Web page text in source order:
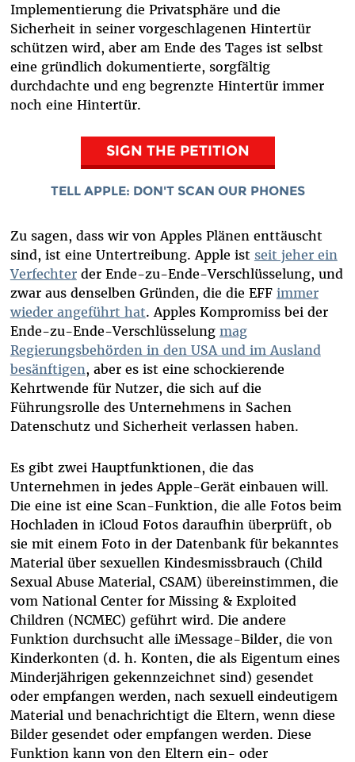
Implementierung die Privatsphäre und die
Sicherheit in seiner vorgeschlagenen Hintertür
schützen wird, aber am Ende des Tages ist selbst
eine gründlich dokumentierte, sorgfältig
durchdachte und eng begrenzte Hintertür immer
noch eine Hintertür.
SIGN THE PETITION
TELL APPLE: DON'T SCAN OUR PHONES
Zu sagen, dass wir von Apples Plänen enttäuscht
sind, ist eine Untertreibung. Apple ist seit jeher ein
Verfechterder Ende-zu-Ende-Verschlüsselung, und
zwar aus denselben Gründen, die die EFF immer
wieder angeführt hat. Apples Kompromiss bei der
Ende-zu-Ende-Verschlüsselung mag
Regierungsbehörden in den USA und im Ausland
besänftigen, aber es ist eine schockierende
Kehrtwende für Nutzer, die sich auf die
Führungsrolle des Unternehmens in Sachen
Datenschutz und Sicherheit verlassen haben.
Es gibt zwei Hauptfunktionen, die das
Unternehmen in jedes Apple-Gerät einbauen will.
Die eine ist eine Scan-Funktion, die alle Fotos beim
Hochladen in iCloud Fotos daraufhin überprüft, ob
sie mit einem Foto in der Datenbank für bekanntes
Material über sexuellen Kindesmissbrauch (Child
Sexual Abuse Material, CSAM) übereinstimmen, die
vom National Center for Missing & Exploited
Children (NCMEC) geführt wird. Die andere
Funktion durchsucht alle iMessage-Bilder, die von
Kinderkonten (d. h. Konten, die als Eigentum eines
Minderjährigen gekennzeichnet sind) gesendet
oder empfangen werden, nach sexuell eindeutigem
Material und benachrichtigt die Eltern, wenn diese
Bilder gesendet oder empfangen werden. Diese
Funktion kann von den Eltern ein- oder